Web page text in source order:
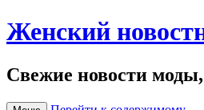
Женский
Свежие новости